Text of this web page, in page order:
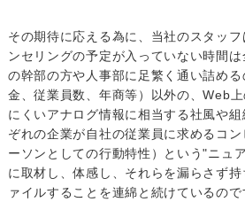
その期待に応える為に、当社のスタッ
ンセリングの予定が入っていない時間
の幹部の方や人事部に足繁く通い詰め
金、従業員数、年商等）以外の、Web
にくいアナログ情報に相当する社風や
ぞれの企業が自社の従業員に求めるコ
ーソンとしての行動特性）という"ニュ
に取材し、体感し、それらを漏らさず
ァイルすることを連綿と続けているので